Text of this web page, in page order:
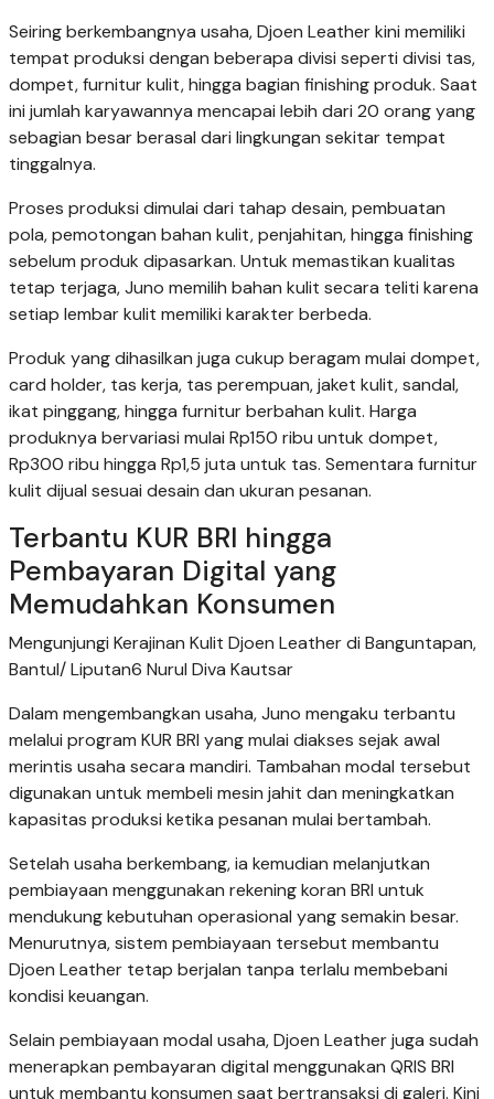
Seiring berkembangnya usaha, Djoen Leather kini memiliki
tempat produksi dengan beberapa divisi seperti divisi tas,
dompet, furnitur kulit, hingga bagian finishing produk. Saat
ini jumlah karyawannya mencapai lebih dari 20 orang yang
sebagian besar berasal dari lingkungan sekitar tempat
tinggalnya.
Proses produksi dimulai dari tahap desain, pembuatan
pola, pemotongan bahan kulit, penjahitan, hingga finishing
sebelum produk dipasarkan. Untuk memastikan kualitas
tetap terjaga, Juno memilih bahan kulit secara teliti karena
setiap lembar kulit memiliki karakter berbeda.
Produk yang dihasilkan juga cukup beragam mulai dompet,
card holder, tas kerja, tas perempuan, jaket kulit, sandal,
ikat pinggang, hingga furnitur berbahan kulit. Harga
produknya bervariasi mulai Rp150 ribu untuk dompet,
Rp300 ribu hingga Rp1,5 juta untuk tas. Sementara furnitur
kulit dijual sesuai desain dan ukuran pesanan.
Terbantu KUR BRI hingga
Pembayaran Digital yang
Memudahkan Konsumen
Mengunjungi Kerajinan Kulit Djoen Leather di Banguntapan,
Bantul/ Liputan6 Nurul Diva Kautsar
Dalam mengembangkan usaha, Juno mengaku terbantu
melalui program KUR BRI yang mulai diakses sejak awal
merintis usaha secara mandiri. Tambahan modal tersebut
digunakan untuk membeli mesin jahit dan meningkatkan
kapasitas produksi ketika pesanan mulai bertambah.
Setelah usaha berkembang, ia kemudian melanjutkan
pembiayaan menggunakan rekening koran BRI untuk
mendukung kebutuhan operasional yang semakin besar.
Menurutnya, sistem pembiayaan tersebut membantu
Djoen Leather tetap berjalan tanpa terlalu membebani
kondisi keuangan.
Selain pembiayaan modal usaha, Djoen Leather juga sudah
menerapkan pembayaran digital menggunakan QRIS BRI
untuk membantu konsumen saat bertransaksi di galeri. Kini